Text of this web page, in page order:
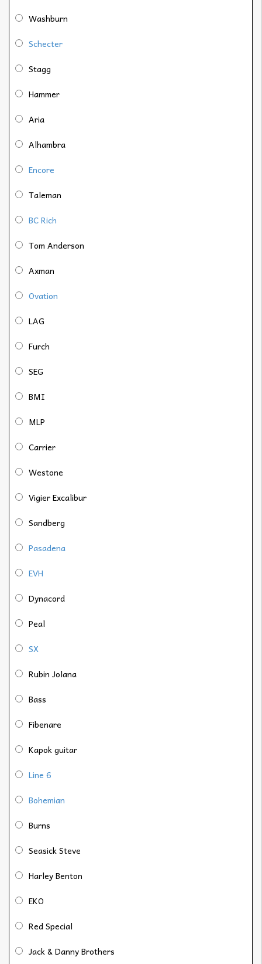
Washburn
Schecter
Stagg
Hammer
Aria
Alhambra
Encore
Taleman
BC Rich
Tom Anderson
Axman
Ovation
LAG
Furch
SEG
BMI
MLP
Carrier
Westone
Vigier Excalibur
Sandberg
Pasadena
EVH
Dynacord
Peal
SX
Rubin Jolana
Bass
Fibenare
Kapok guitar
Line 6
Bohemian
Burns
Seasick Steve
Harley Benton
EKO
Red Special
Jack & Danny Brothers